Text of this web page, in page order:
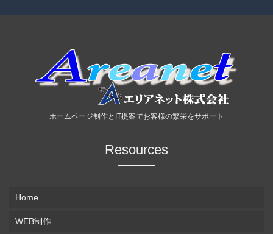
ホームページ制作とIT提案でお客様の繁栄をサポート
Resources
Home
WEB制作